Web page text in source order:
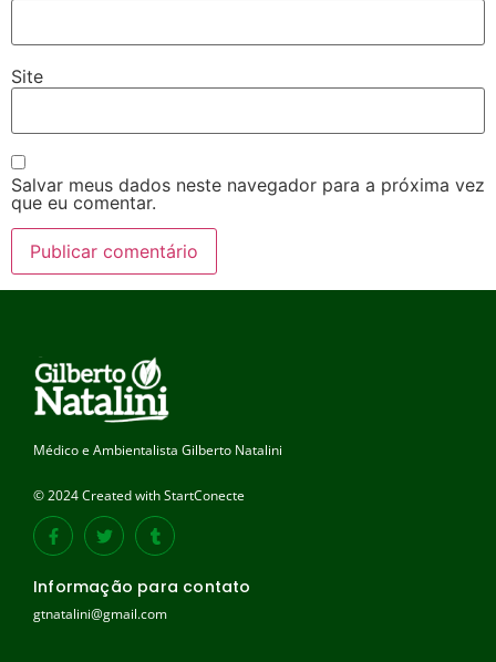
Site
Salvar meus dados neste navegador para a próxima vez
que eu comentar.
Médico e Ambientalista Gilberto Natalini
© 2024 Created with StartConecte
Informação para contato
gtnatalini@gmail.com